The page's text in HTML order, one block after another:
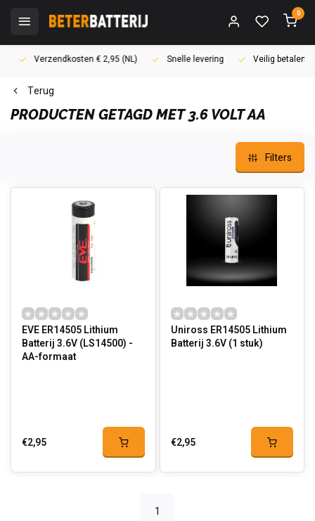
0
Verzendkosten € 2,95 (NL) Snelle levering Veilig betalen
Terug
PRODUCTEN GETAGD MET 3.6 VOLT AA
Filters
EVE ER14505 Lithium
Batterij 3.6V (LS14500) -
AA-formaat
€2,95
Uniross ER14505 Lithium
Batterij 3.6V (1 stuk)
€2,95
1